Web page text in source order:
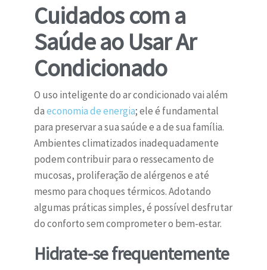
Cuidados com a
Saúde ao Usar Ar
Condicionado
O uso inteligente do ar condicionado vai além
daeconomia de energia; ele é fundamental
para preservar a sua saúde e a de sua família.
Ambientes climatizados inadequadamente
podem contribuir para o ressecamento de
mucosas, proliferação de alérgenos e até
mesmo para choques térmicos. Adotando
algumas práticas simples, é possível desfrutar
do conforto sem comprometer o bem-estar.
Hidrate-se frequentemente